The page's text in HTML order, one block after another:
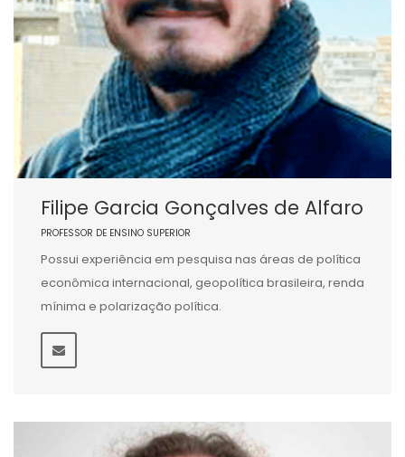
Filipe Garcia Gonçalves de Alfaro
PROFESSOR DE ENSINO SUPERIOR
Possui experiência em pesquisa nas áreas de política
econômica internacional, geopolítica brasileira, renda
mínima e polarização política.